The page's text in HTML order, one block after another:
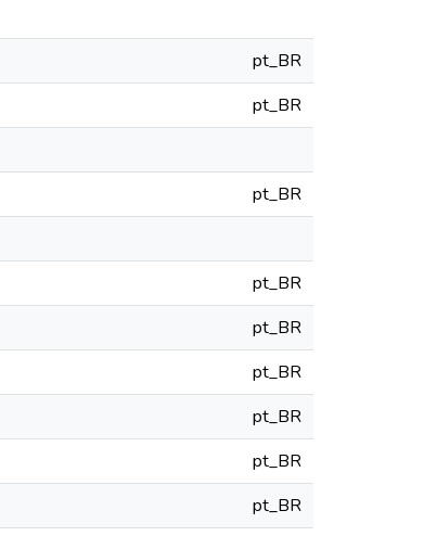
pt_BR
pt_BR
pt_BR
pt_BR
pt_BR
pt_BR
pt_BR
pt_BR
pt_BR